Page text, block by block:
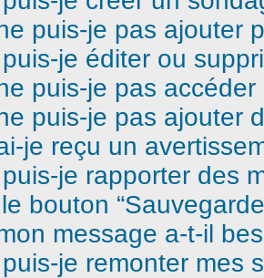
puis-je pas ajouter
je éditer ou
puis-je pas
puis-je pas ajouter
je reçu un
je rapporter des
bouton
message a-t-il
je remonter mes